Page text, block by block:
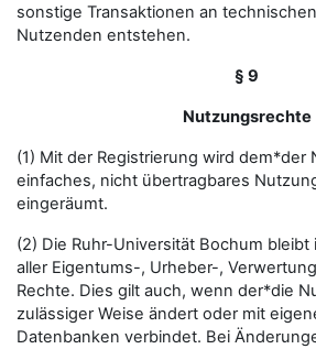
sonstige Transaktionen an
Nutzenden entstehen.
§ 9
Nutzungsrechte
(1) Mit der Registrierung wird dem*der
einfaches, nicht übertragbares
eingeräumt.
(2) Die Ruhr-Universität Bochum
aller Eigentums-, Urheber-,
Rechte. Dies gilt auch, wenn der*die
zulässiger Weise ändert oder mit
Datenbanken verbindet. Bei